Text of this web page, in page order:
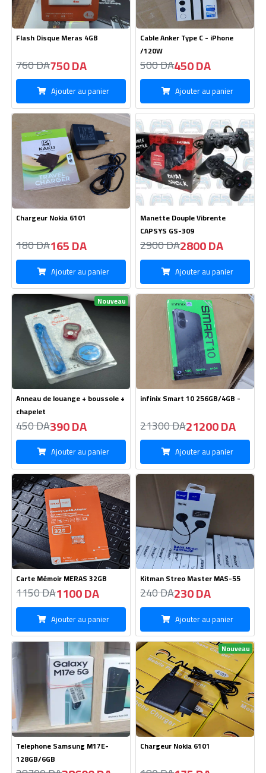
Flash Disque Meras 4GB
760 DA750 DA
Ajouter au panier
Cable Anker Type C - iPhone
/120W
500 DA450 DA
Ajouter au panier
Chargeur Nokia 6101
180 DA165 DA
Ajouter au panier
Manette Douple Vibrente
CAPSYS GS-309
2900 DA2800 DA
Ajouter au panier
Nouveau
Anneau de louange + boussole +
chapelet
450 DA390 DA
Ajouter au panier
infinix Smart 10 256GB/4GB -
21300 DA21200 DA
Ajouter au panier
Carte Mémoir MERAS 32GB
1150 DA1100 DA
Ajouter au panier
Kitman Streo Master MAS-55
240 DA230 DA
Ajouter au panier
Telephone Samsung M17E-
128GB/6GB
Nouveau
Chargeur Nokia 6101